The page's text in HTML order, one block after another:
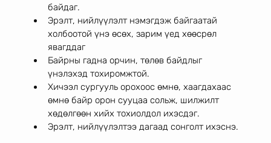
байдаг.
Эрэлт, нийлүүлэлт нэмэгдэж байгаатай
холбоотой үнэ өсөх, зарим үед хөөсрөл
явагддаг
Байрны гадна орчин, төлөв байдлыг
үнэлэхэд тохиромжтой.
Хичээл сургууль орохоос өмнө, хаагдахаас
өмнө байр орон сууцаа сольж, шилжилт
хөдөлгөөн хийх тохиолдол ихэсдэг.
Эрэлт, нийлүүлэлтээ дагаад сонголт ихэснэ.